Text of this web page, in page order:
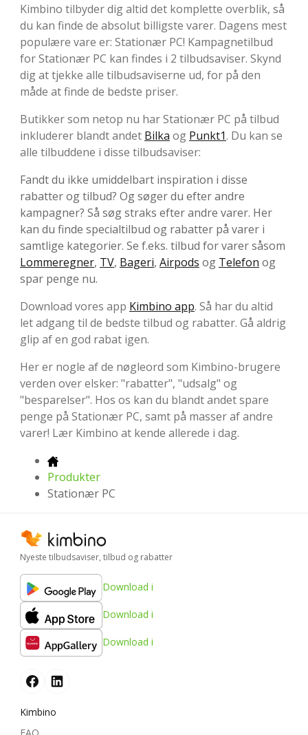
Kimbino tilbyder dig altid det komplette overblik, så
du kan finde de absolut billigste varer. Dagens mest
populære vare er: Stationær PC! Kampagnetilbud
for Stationær PC kan findes i 2 tilbudsaviser. Skynd
dig at tjekke alle tilbudsaviserne ud, for på den
måde at finde de bedste priser.
Butikker som netop nu har Stationær PC på tilbud
inkluderer blandt andet Bilka og Punkt1. Du kan se
alle tilbuddene i disse tilbudsaviser:
Fandt du ikke umiddelbart inspiration i disse
rabatter og tilbud? Og søger du efter andre
kampagner? Så søg straks efter andre varer. Her
kan du finde specialtilbud og rabatter på varer i
samtlige kategorier. Se f.eks. tilbud for varer såsom
Lommeregner, TV, Bageri, Airpods og Telefon og
spar penge nu.
Download vores app Kimbino app. Så har du altid
let adgang til de bedste tilbud og rabatter. Gå aldrig
glip af en god rabat igen.
Her er nogle af de nøgleord som Kimbino-brugere
verden over elsker: "rabatter", "udsalg" og
"besparelser". Hos os kan du blandt andet spare
penge på Stationær PC, samt på masser af andre
varer! Lær Kimbino at kende allerede i dag.
Produkter
Stationær PC
Nyeste tilbudsaviser, tilbud og rabatter
Download i
Download i
Download i
Kimbino